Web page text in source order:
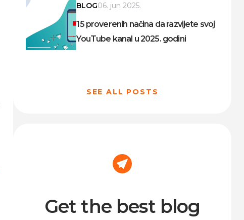
BLOG06. jun 2025.
15 proverenih načina da razvijete svoj
YouTube kanal u 2025. godini
SEE ALL POSTS
Get the best blog